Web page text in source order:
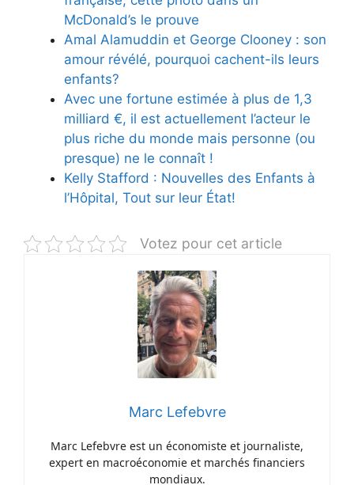
McDonald’s le prouve
Amal Alamuddin et George Clooney : son
amour révélé, pourquoi cachent-ils leurs
enfants?
Avec une fortune estimée à plus de 1,3
milliard €, il est actuellement l’acteur le
plus riche du monde mais personne (ou
presque) ne le connaît !
Kelly Stafford : Nouvelles des Enfants à
l’Hôpital, Tout sur leur État!
Votez pour cet article
Marc Lefebvre
Marc Lefebvre est un économiste et journaliste,
expert en macroéconomie et marchés financiers
mondiaux.